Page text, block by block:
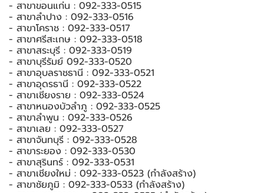
- สาขาขอนแก่น : 092-333-0515
- สาขาลำปาง : 092-333-0516
- สาขาโคราช : 092-333-0517
- สาขาศรีสะเกษ : 092-333-0518
- สาขาสระบุรี : 092-333-0519
- สาขาบุรีรัมย์ 092-333-0520
- สาขาอุบลราชธานี : 092-333-0521
- สาขาอุดรธานี : 092-333-0522
- สาขาเชียงราย : 092-333-0524
- สาขาหนองบัวลำภู : 092-333-0525
- สาขาลำพูน : 092-333-0526
- สาขาเลย : 092-333-0527
- สาขาจันทบุรี : 092-333-0528
- สาขาระยอง : 092-333-0530
- สาขาสุรินทร์ : 092-333-0531
- สาขาเชียงใหม่ : 092-333-0523 (กำลังสร้าง)
- สาขาชัยภูมิ : 092-333-0533 (กำลังสร้าง)